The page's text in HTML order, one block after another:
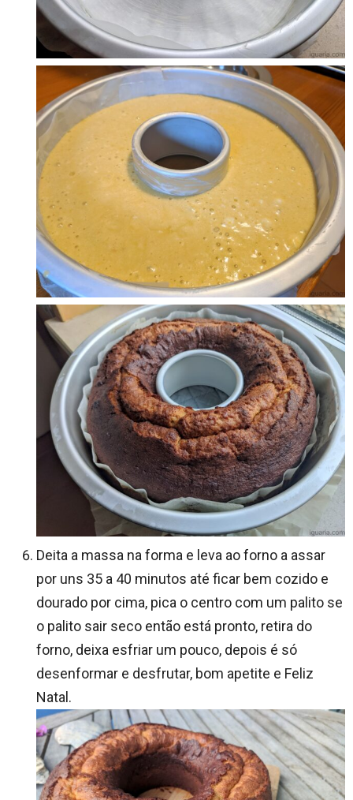
Deita a massa na forma e leva ao forno a assar
por uns 35 a 40 minutos até ficar bem cozido e
dourado por cima, pica o centro com um palito se
o palito sair seco então está pronto, retira do
forno, deixa esfriar um pouco, depois é só
desenformar e desfrutar, bom apetite e Feliz
Natal.